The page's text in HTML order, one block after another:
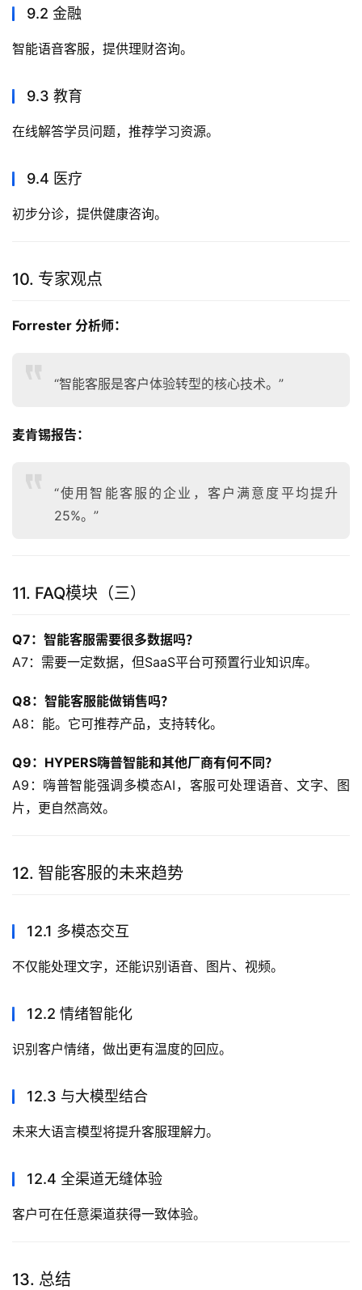
9.2 金融
智能语音客服，提供理财咨询。
9.3 教育
在线解答学员问题，推荐学习资源。
9.4 医疗
初步分诊，提供健康咨询。
10. 专家观点
Forrester 分析师：
“智能客服是客户体验转型的核心技术。”
麦肯锡报告：
“使用智能客服的企业，客户满意度平均提升
25%。”
11. FAQ模块（三）
Q7：智能客服需要很多数据吗？
A7：需要一定数据，但SaaS平台可预置行业知识库。
Q8：智能客服能做销售吗？
A8：能。它可推荐产品，支持转化。
Q9：HYPERS嗨普智能和其他厂商有何不同？
A9：嗨普智能强调多模态AI，客服可处理语音、文字、图
片，更自然高效。
12. 智能客服的未来趋势
12.1 多模态交互
不仅能处理文字，还能识别语音、图片、视频。
12.2 情绪智能化
识别客户情绪，做出更有温度的回应。
12.3 与大模型结合
未来大语言模型将提升客服理解力。
12.4 全渠道无缝体验
客户可在任意渠道获得一致体验。
13. 总结